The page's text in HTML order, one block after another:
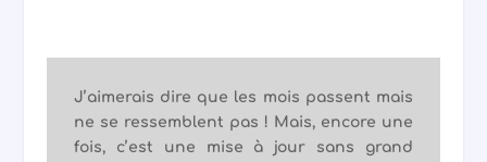
J’aimerais dire que les mois passent mais
ne se ressemblent pas ! Mais, encore une
fois, c’est une mise à jour sans grand